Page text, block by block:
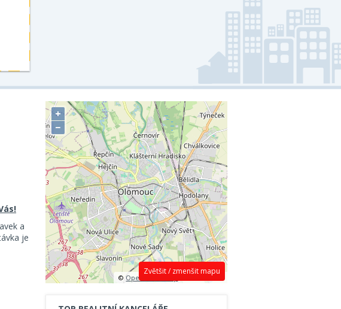
a
je
Zvětšit / zmenšit mapu
+
−
©OpenStreetMap contributors.